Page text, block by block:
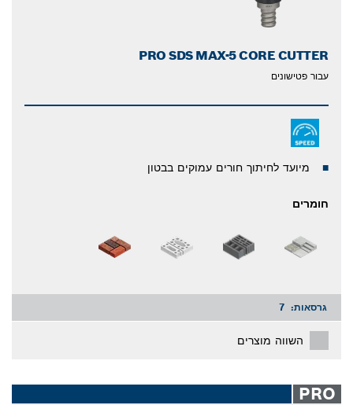
PRO SDS MAX-5 CORE CUTTER
עבור פטישונים
מיועד לחיתוך חורים עמוקים בבטון
חומרים
גרסאות: 7
השווה מוצרים
PRO